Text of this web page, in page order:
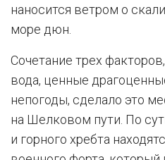
наносится ветром о
море дюн.
Сочетание трех
вода, ценные
непогоды, сделало это
на Шелковом пути. По
и горного хребта